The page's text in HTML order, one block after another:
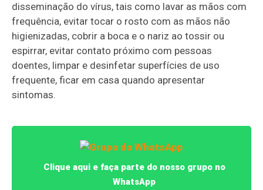
disseminação do vírus, tais como lavar as mãos com
frequência, evitar tocar o rosto com as mãos não
higienizadas, cobrir a boca e o nariz ao tossir ou
espirrar, evitar contato próximo com pessoas
doentes, limpar e desinfetar superfícies de uso
frequente, ficar em casa quando apresentar
sintomas.
Clique aqui e faça parte do nosso grupo no
WhatsApp